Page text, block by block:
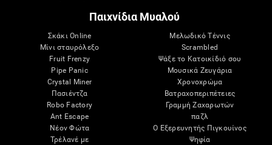
Παιχνίδια Μυαλού
Σκάκι Online
Μίνι σταυρόλεξο
Fruit Frenzy
Pipe Panic
Crystal Miner
Πασιέντζα
Robo Factory
Ant Escape
Νέον Φώτα
Τρέλανέ με
Μελωδικό Τέννις
Scrambled
Ψάξε το Κατοικίδιό σου
Μουσικά Ζευγάρια
Χρονοχρώμα
Βατραχοπεριπέτειες
Γραμμή Ζαχαρωτών
παζλ
Ο Εξερευνητής Πιγκουίνος
Ψηφία